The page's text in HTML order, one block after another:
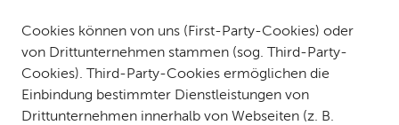
Cookies können von uns (First-Party-Cookies) oder
von Drittunternehmen stammen (sog. Third-Party-
Cookies). Third-Party-Cookies ermöglichen die
Einbindung bestimmter Dienstleistungen von
Drittunternehmen innerhalb von Webseiten (z. B.